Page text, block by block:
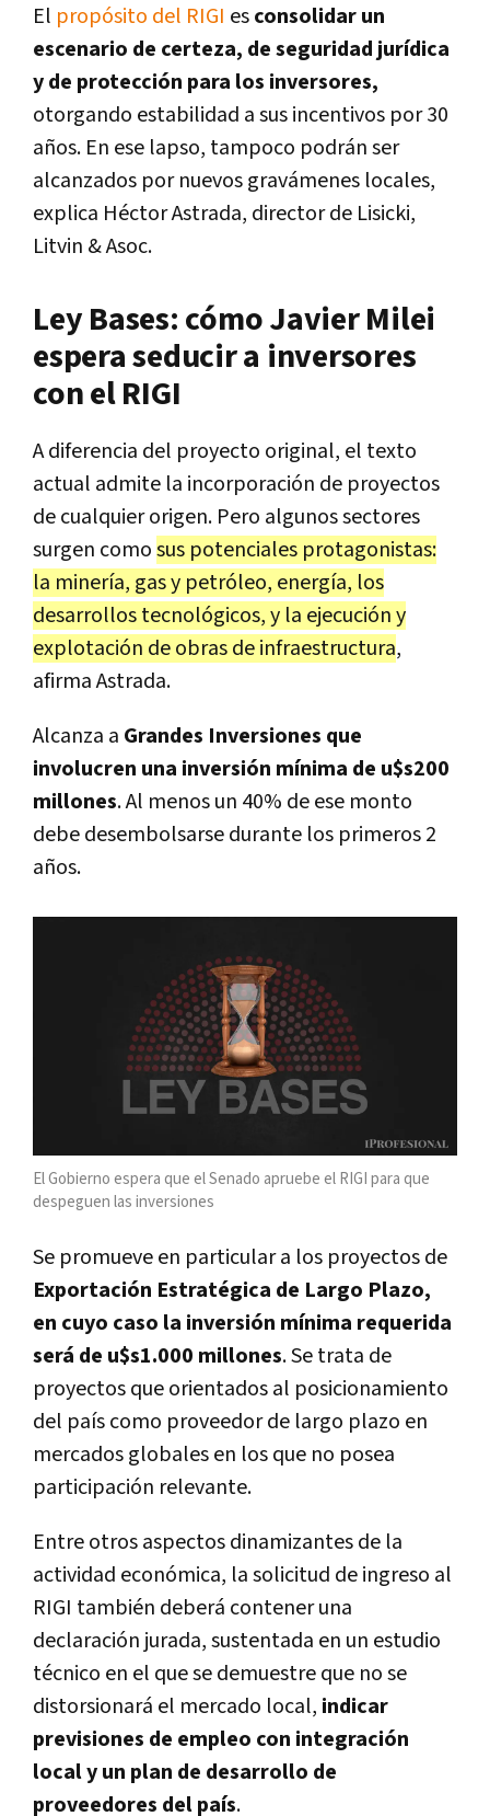
El propósito del RIGI esconsolidar un
escenario de certeza, de seguridad jurídica
y de protección para los inversores,
otorgando estabilidad a sus incentivos por 30
años. En ese lapso, tampoco podrán ser
alcanzados por nuevos gravámenes locales,
explica Héctor Astrada, director de Lisicki,
Litvin & Asoc.
Ley Bases: cómo Javier Milei
espera seducir a inversores
con el RIGI
A diferencia del proyecto original, el texto
actual admite la incorporación de proyectos
de cualquier origen. Pero algunos sectores
surgen comosus potenciales protagonistas:
la minería, gas y petróleo, energía, los
desarrollos tecnológicos, y la ejecución y
explotación de obras de infraestructura,
afirma Astrada.
Alcanza a Grandes Inversiones que
involucren una inversión mínima de u$s200
millones. Al menos un 40% de ese monto
debe desembolsarse durante los primeros 2
años.
El Gobierno espera que el Senado apruebe el RIGI para que
despeguen las inversiones
Se promueve en particular a los proyectos de
Exportación Estratégica de Largo Plazo,
en cuyo caso la inversión mínima requerida
será de u$s1.000 millones. Se trata de
proyectos que orientados al posicionamiento
del país como proveedor de largo plazo en
mercados globales en los que no posea
participación relevante.
Entre otros aspectos dinamizantes de la
actividad económica, la solicitud de ingreso al
RIGI también deberá contener una
declaración jurada, sustentada en un estudio
técnico en el que se demuestre que no se
distorsionará el mercado local, indicar
previsiones de empleo con integración
local y un plan de desarrollo de
proveedores del país.